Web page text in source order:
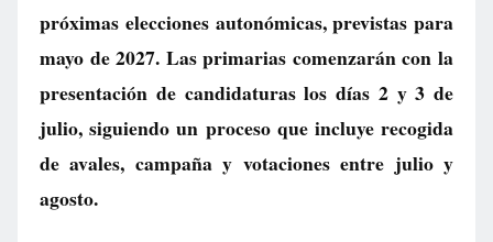
próximas elecciones autonómicas, previstas para
mayo de 2027. Las primarias comenzarán con la
presentación de candidaturas los días 2 y 3 de
julio, siguiendo un proceso que incluye recogida
de avales, campaña y votaciones entre julio y
agosto.